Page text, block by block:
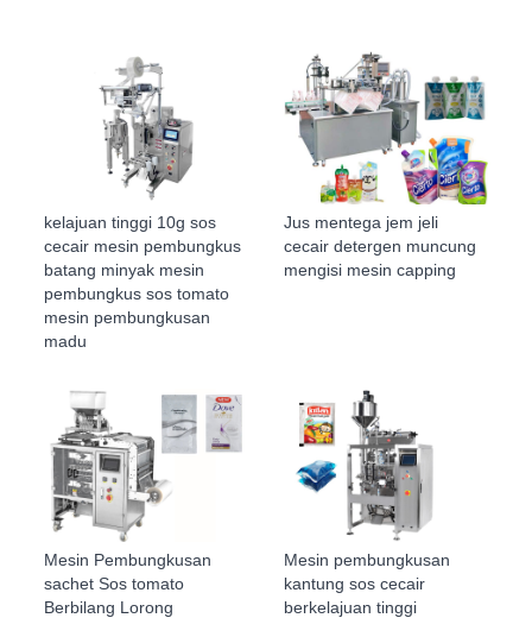
kelajuan tinggi 10g sos
cecair mesin pembungkus
batang minyak mesin
pembungkus sos tomato
mesin pembungkusan
madu
Jus mentega jem jeli
cecair detergen muncung
mengisi mesin capping
Mesin Pembungkusan
sachet Sos tomato
Berbilang Lorong
Mesin pembungkusan
kantung sos cecair
berkelajuan tinggi